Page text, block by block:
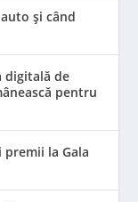
și când
digitală de
pentru
premii la Gala